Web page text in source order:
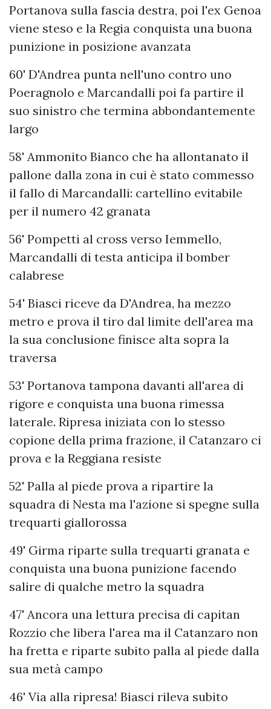
Portanova sulla fascia destra, poi l'ex Genoa
viene steso e la Regia conquista una buona
punizione in posizione avanzata
60' D'Andrea punta nell'uno contro uno
Poeragnolo e Marcandalli poi fa partire il
suo sinistro che termina abbondantemente
largo
58' Ammonito Bianco che ha allontanato il
pallone dalla zona in cui è stato commesso
il fallo di Marcandalli: cartellino evitabile
per il numero 42 granata
56' Pompetti al cross verso Iemmello,
Marcandalli di testa anticipa il bomber
calabrese
54' Biasci riceve da D'Andrea, ha mezzo
metro e prova il tiro dal limite dell'area ma
la sua conclusione finisce alta sopra la
traversa
53' Portanova tampona davanti all'area di
rigore e conquista una buona rimessa
laterale. Ripresa iniziata con lo stesso
copione della prima frazione, il Catanzaro ci
prova e la Reggiana resiste
52' Palla al piede prova a ripartire la
squadra di Nesta ma l'azione si spegne sulla
trequarti giallorossa
49' Girma riparte sulla trequarti granata e
conquista una buona punizione facendo
salire di qualche metro la squadra
47' Ancora una lettura precisa di capitan
Rozzio che libera l'area ma il Catanzaro non
ha fretta e riparte subito palla al piede dalla
sua metà campo
46' Via alla ripresa! Biasci rileva subito